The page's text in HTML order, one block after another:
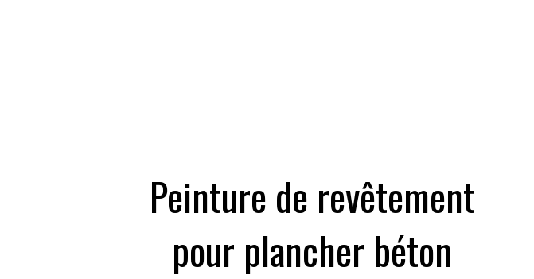
Peinture de revêtement
pour plancher béton